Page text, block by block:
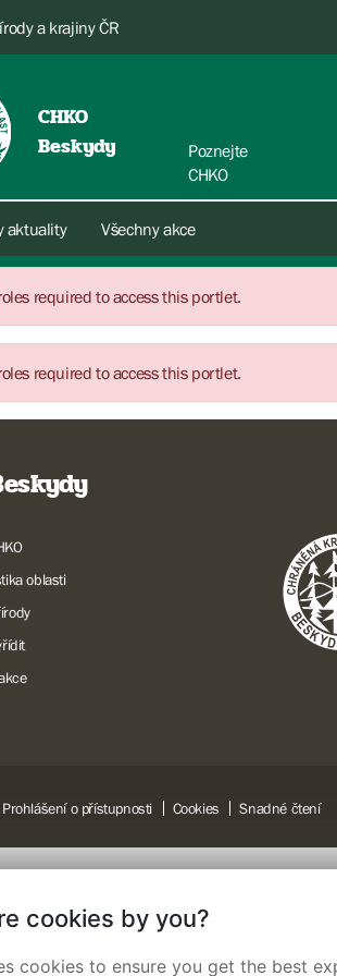
a krajiny ČR
CHKO
Beskydy
Poznejte
CHKO
aktuality Všechny akce
required to access this portlet.
required to access this portlet.
oblasti
Prohlášení o přístupnosti Cookies Snadné čtení
cookies by you?
cookies to ensure you get the best